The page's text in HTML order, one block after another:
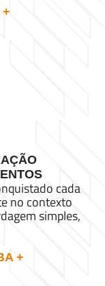
cada
no contexto
simples,
+